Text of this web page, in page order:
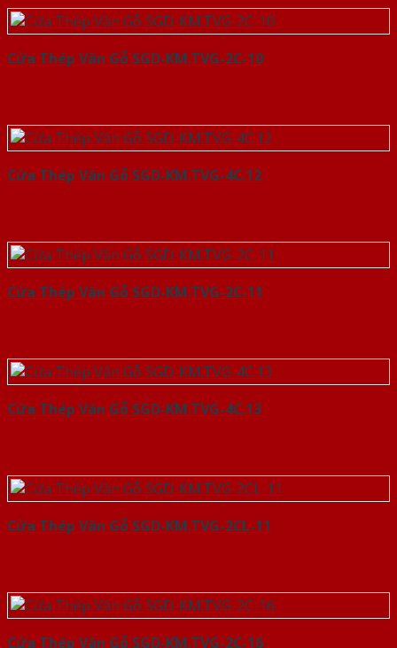
Cửa Thép Vân Gỗ SGD-KM.TVG-2C-10
Cửa Thép Vân Gỗ SGD-KM.TVG-4C.12
Cửa Thép Vân Gỗ SGD-KM.TVG-2C-11
Cửa Thép Vân Gỗ SGD-KM.TVG-4C.13
Cửa Thép Vân Gỗ SGD-KM.TVG-2CL-11
Cửa Thép Vân Gỗ SGD-KM.TVG-2C-16